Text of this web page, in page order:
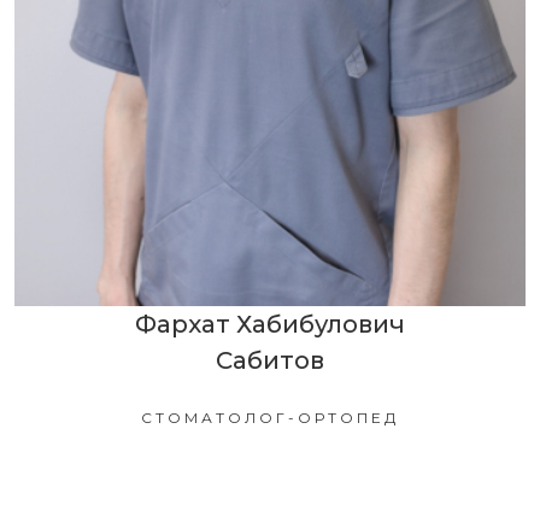
Фархат Хабибулович
Сабитов
СТОМАТОЛОГ-ОРТОПЕД